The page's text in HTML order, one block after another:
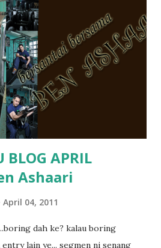
kami sebagai ibubapa.. dan kami
bila abg long dah masuk 2 tahun
ni.. tapi nampaknya kenal huruf
bila ingat balik.. aku mula fikir
jenis budak yang ada
la.. nanti la aku cerita pasal
buat keputusan pu...
BLOG APRIL
Ashaari
April 04, 2011
dah ke? kalau boring
lain ye... segmen ni senang